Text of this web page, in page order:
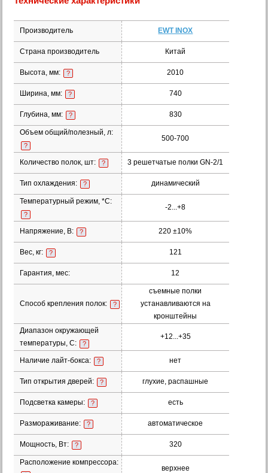
Производитель EWT INOX
Страна производитель Китай
Высота, мм: ? 2010
Ширина, мм: ? 740
Глубина, мм: ? 830
Объем общий/полезный, л:
?
500-700
Количество полок, шт: ? 3 решетчатые полки GN-2/1
Тип охлаждения: ? динамический
Температурный режим, *С:
?
-2...+8
Напряжение, В: ? 220 ±10%
Вес, кг: ? 121
Гарантия, мес: 12
Способ крепления полок: ?
съемные полки
устанавливаются на
кронштейны
Диапазон окружающей
температуры, С:
?
+12...+35
Наличие лайт-бокса: ? нет
Тип открытия дверей: ? глухие, распашные
Подсветка камеры: ? есть
Размораживание: ? автоматическое
Мощность, Вт: ? 320
Расположение компрессора:
верхнее